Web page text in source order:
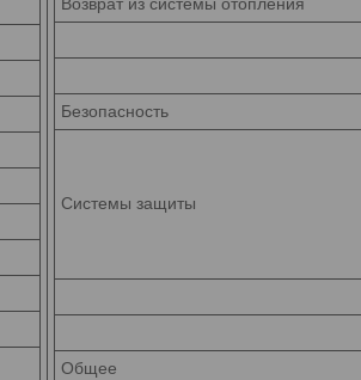
Безопасность
Системы защиты
Общее